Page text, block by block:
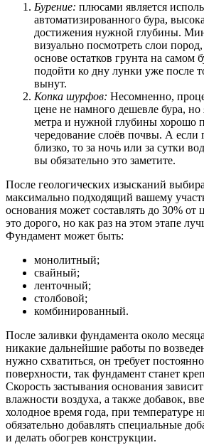
Бурение: плюсами является
автоматизированного бура,
достижения нужной глубины.
визуально посмотреть слои пород,
основе остатков грунта на самом
подойти ко дну лунки уже после
вынут.
Копка шурфов: Несомненно,
цене не намного дешевле бура, но
метра и нужной глубины хорошо
чередование слоёв почвы. А если
близко, то за ночь или за сутки
вы обязательно это заметите.
После геологических изысканий
максимально подходящий вашему
основания может составлять до 30% от
это дорого, но как раз на этом этапе
Фундамент может быть:
монолитный;
свайный;
ленточный;
столбовой;
комбинированный.
После заливки фундамента около
никакие дальнейшие работы по
нужно схватиться, он требует
поверхности, так фундамент станет
Скорость застывания основания
влажности воздуха, а также добавок,
холодное время года, при температуре
обязательно добавлять специальные
и делать обогрев конструкции.